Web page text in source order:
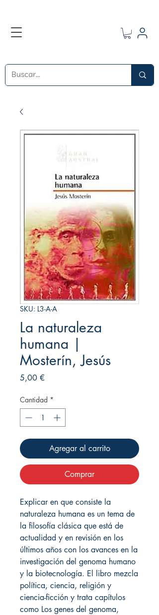
SKU: L3-A-A
La naturaleza
humana |
Mosterín, Jesús
5,00 €
Cantidad *
Agregar al carrito
Comprar
Explicar en que consiste la
naturaleza humana es un tema de
la filosofía clásica que está de
actualidad y en revisión en los
últimos años con los avances en la
investigación del genoma humano
y la biotecnología. El libro mezcla
política, ciencia, religión y
ciencia-ficción y trata capítulos
como Los genes del genoma,